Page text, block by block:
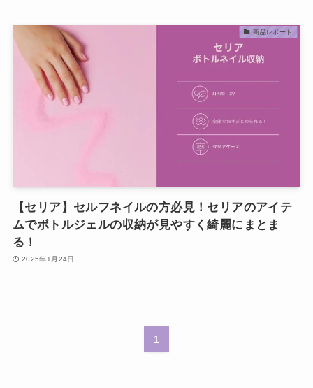
商品レポート
【セリア】セルフネイルの方必見！セリアのアイテ
ムでボトルジェルの収納が見やすく綺麗にまとま
る！
2025年1月24日
1